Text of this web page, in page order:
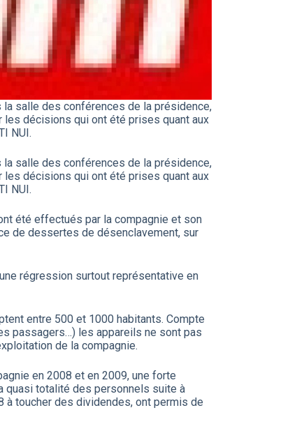
salle des conférences de la présidence,
les décisions qui ont été prises quant aux
NUI.
salle des conférences de la présidence,
les décisions qui ont été prises quant aux
NUI.
été effectués par la compagnie et son
de dessertes de désenclavement, sur
régression surtout représentative en
entre 500 et 1000 habitants. Compte
passagers…) les appareils ne sont pas
de la compagnie.
en 2008 et en 2009, une forte
quasi totalité des personnels suite à
à toucher des dividendes, ont permis de